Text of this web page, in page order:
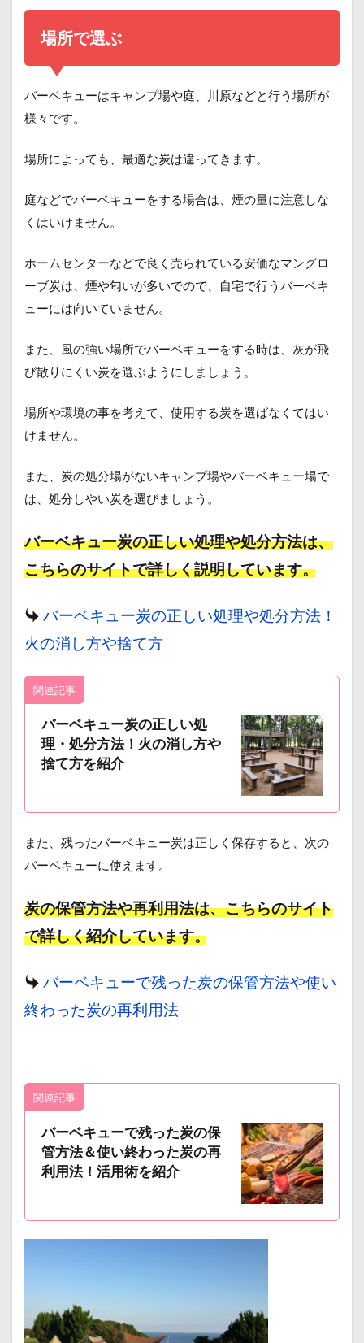
場所で選ぶ
バーベキューはキャンプ場や庭、川原などと行う場所が
様々です。
場所によっても、最適な炭は違ってきます。
庭などでバーベキューをする場合は、煙の量に注意しな
くはいけません。
ホームセンターなどで良く売られている安価なマングロ
ーブ炭は、煙や匂いが多いでので、自宅で行うバーベキ
ューには向いていません。
また、風の強い場所でバーベキューをする時は、灰が飛
び散りにくい炭を選ぶようにしましょう。
場所や環境の事を考えて、使用する炭を選ばなくてはい
けません。
また、炭の処分場がないキャンプ場やバーベキュー場で
は、処分しやい炭を選びましょう。
バーベキュー炭の正しい処理や処分方法は、
こちらのサイトで詳しく説明しています。
バーベキュー炭の正しい処理や処分方法！
火の消し方や捨て方
関連記事
バーベキュー炭の正しい処
理・処分方法！火の消し方や
捨て方を紹介
また、残ったバーベキュー炭は正しく保存すると、次の
バーベキューに使えます。
炭の保管方法や再利用法は、こちらのサイト
で詳しく紹介しています。
バーベキューで残った炭の保管方法や使い
終わった炭の再利用法
関連記事
バーベキューで残った炭の保
管方法＆使い終わった炭の再
利用法！活用術を紹介